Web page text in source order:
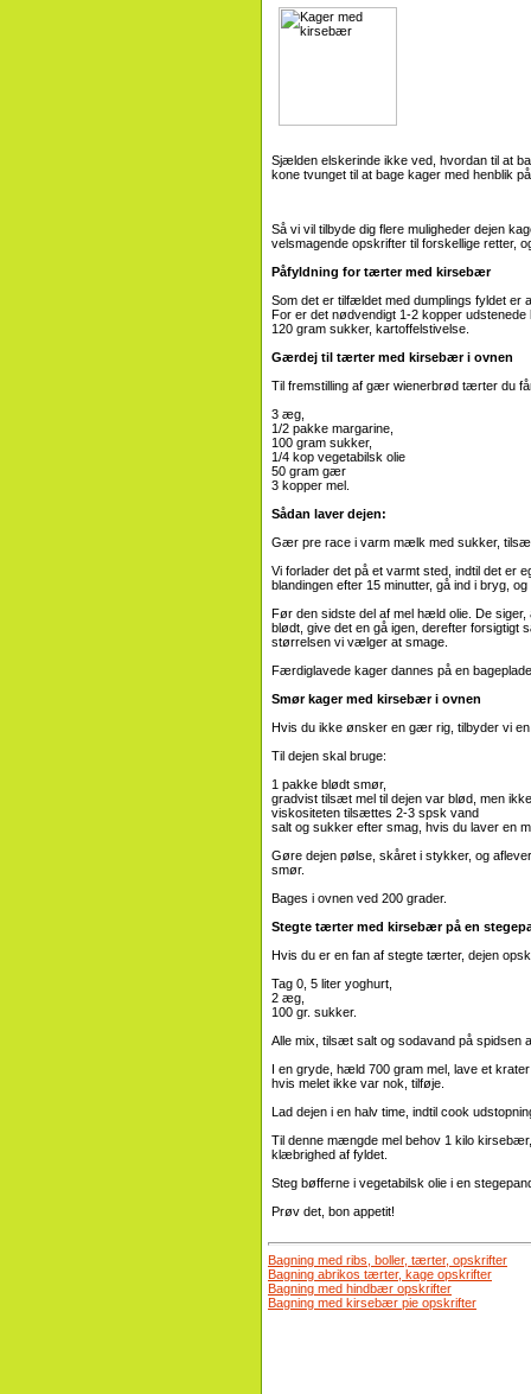
Sjælden elskerinde ikke ved, hvordan til at
kone tvunget til at bage kager med henblik
Så vi vil tilbyde dig flere muligheder dejen
velsmagende opskrifter til forskellige retter,
Påfyldning for tærter med kirsebær
Som det er tilfældet med dumplings fyldet er
For er det nødvendigt 1-2 kopper
120 gram sukker, kartoffelstivelse.
Gærdej til tærter med kirsebær i ovnen
Til fremstilling af gær wienerbrød tærter du
3 æg,
1/2 pakke margarine,
100 gram sukker,
1/4 kop vegetabilsk olie
50 gram gær
3 kopper mel.
Sådan laver dejen:
Gær pre race i varm mælk med sukker,
Vi forlader det på et varmt sted, indtil det er
blandingen efter 15 minutter, gå ind i bryg,
Før den sidste del af mel hæld olie. De
blødt, give det en gå igen, derefter forsigtigt
størrelsen vi vælger at smage.
Færdiglavede kager dannes på en
Smør kager med kirsebær i ovnen
Hvis du ikke ønsker en gær rig, tilbyder vi
Til dejen skal bruge:
1 pakke blødt smør,
gradvist tilsæt mel til dejen var blød, men
viskositeten tilsættes 2-3 spsk vand
salt og sukker efter smag, hvis du laver en
Gøre dejen pølse, skåret i stykker, og
smør.
Bages i ovnen ved 200 grader.
Stegte tærter med kirsebær på en
Hvis du er en fan af stegte tærter, dejen
Tag 0, 5 liter yoghurt,
2 æg,
100 gr. sukker.
Alle mix, tilsæt salt og sodavand på spidsen
I en gryde, hæld 700 gram mel, lave et
hvis melet ikke var nok, tilføje.
Lad dejen i en halv time, indtil cook
Til denne mængde mel behov 1 kilo
klæbrighed af fyldet.
Steg bøfferne i vegetabilsk olie i en
Prøv det, bon appetit!
Bagning med ribs, boller, tærter, opskrifter
Bagning abrikos tærter, kage opskrifter
Bagning med hindbær opskrifter
Bagning med kirsebær pie opskrifter